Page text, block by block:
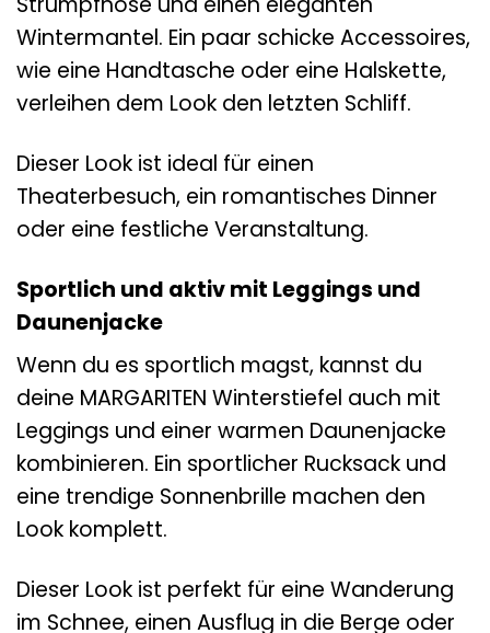
Wintermantel. Ein paar schicke Accessoires,
wie eine Handtasche oder eine Halskette,
verleihen dem Look den letzten Schliff.
Dieser Look ist ideal für einen
Theaterbesuch, ein romantisches Dinner
oder eine festliche Veranstaltung.
Sportlich und aktiv mit Leggings und
Daunenjacke
Wenn du es sportlich magst, kannst du
deine MARGARITEN Winterstiefel auch mit
Leggings und einer warmen Daunenjacke
kombinieren. Ein sportlicher Rucksack und
eine trendige Sonnenbrille machen den
Look komplett.
Dieser Look ist perfekt für eine Wanderung
im Schnee, einen Ausflug in die Berge oder